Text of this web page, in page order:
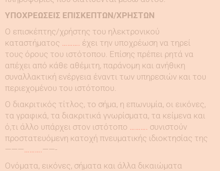
ΥΠΟΧΡΕΩΣΕΙΣ ΕΠΙΣΚΕΠΤΩΝ/ΧΡΗΣΤΩΝ
Ο επισκέπτης/χρήστης του ηλεκτρονικού
καταστήματος ………. έχει την υποχρέωση να τηρεί
τους όρους του ιστότοπου. Επίσης πρέπει ρητά να
απέχει από κάθε αθέμιτη, παράνομη και ανήθικη
συναλλακτική ενέργεια έναντι των υπηρεσιών και του
περιεχομένου του ιστότοπου.
Ο διακριτικός τίτλος, το σήμα, η επωνυμία, οι εικόνες,
τα γραφικά, τα διακριτικά γνωρίσματα, τα κείμενα και
ό,τι άλλο υπάρχει στον ιστότοπο ………. συνιστούν
προστατευόμενη κατοχή πνευματικής ιδιοκτησίας της
———……….——-
Ονόματα, εικόνες, σήματα και άλλα δικαιώματα